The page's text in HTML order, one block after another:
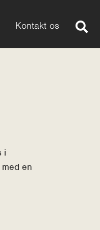
Kontakt os
i
en